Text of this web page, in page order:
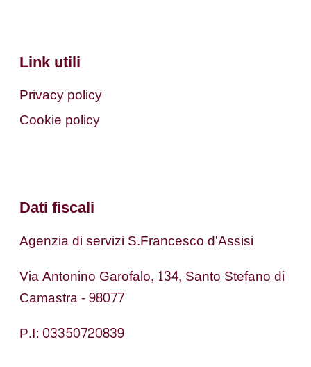
Dati fiscali
Agenzia di servizi S.Francesco d'Assisi
Via Antonino Garofalo, 134, Santo Stefano di
Camastra - 98077
P.I: 03350720839
Link utili
Privacy policy
Cookie policy